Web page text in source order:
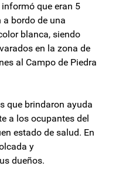
que eran 5
bordo de una
blanca, siendo
en la zona de
al Campo de Piedra
que brindaron ayuda
a los ocupantes del
estado de salud. En
y
dueños.